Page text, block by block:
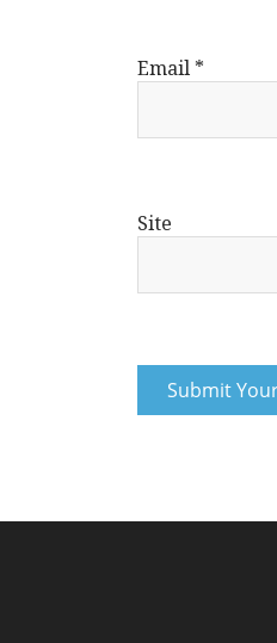
Email *
Site